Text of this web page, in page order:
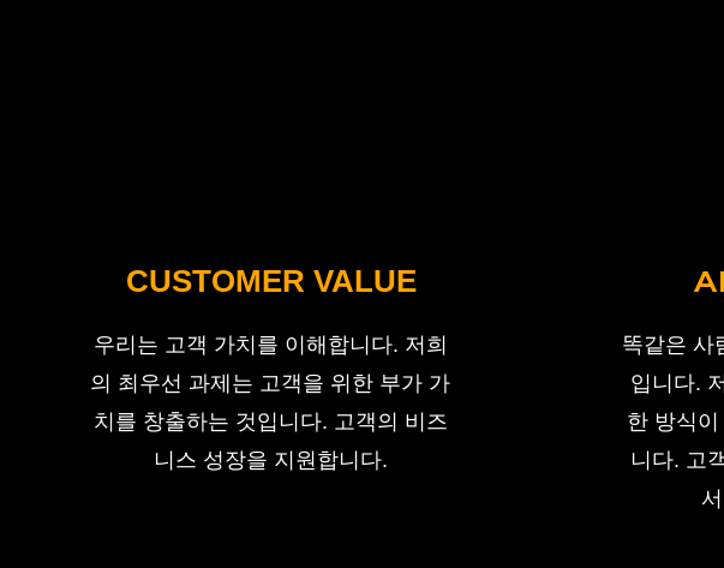
CUSTOMER VALUE
우리는 고객 가치를 이해합니다. 저희
의 최우선 과제는 고객을 위한 부가 가
치를 창출하는 것입니다. 고객의 비즈
니스 성장을 지원합니다.
똑같은 사
입니다.
한 방식
니다. 고